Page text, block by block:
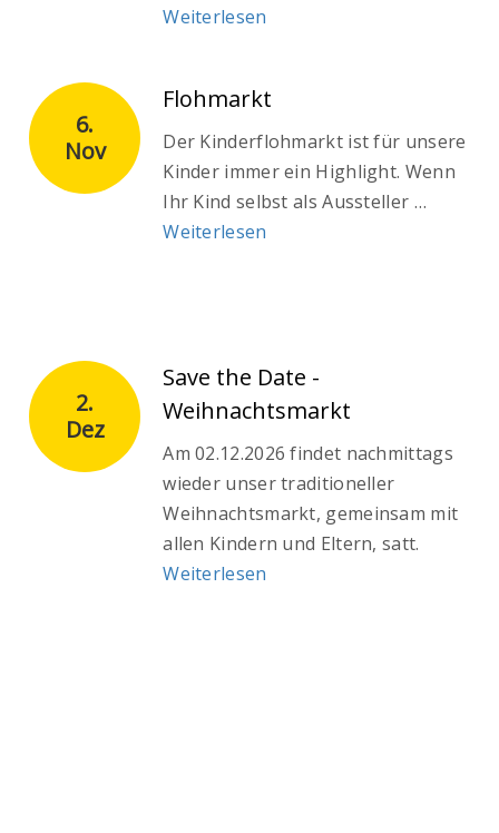
Weiterlesen
6.
Nov
Flohmarkt
Der Kinderflohmarkt ist für unsere
Kinder immer ein Highlight. Wenn
Ihr Kind selbst als Aussteller …
Weiterlesen
2.
Dez
Save the Date -
Weihnachtsmarkt
Am 02.12.2026 findet nachmittags
wieder unser traditioneller
Weihnachtsmarkt, gemeinsam mit
allen Kindern und Eltern, satt.
Weiterlesen